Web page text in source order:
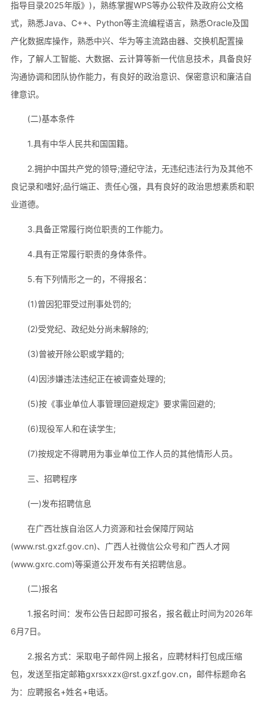
指导目录2025年版》)，熟练掌握WPS等办公软件及政府公文格
式，熟悉Java、C++、Python等主流编程语言，熟悉Oracle及国
产化数据库操作，熟悉中兴、华为等主流路由器、交换机配置操
作，了解人工智能、大数据、云计算等新一代信息技术，具备良好
沟通协调和团队协作能力，有良好的政治意识、保密意识和廉洁自
律意识。
(二)基本条件
1.具有中华人民共和国国籍。
2.拥护中国共产党的领导;遵纪守法，无违纪违法行为及其他不
良记录和嗜好;品行端正、责任心强，具有良好的政治思想素质和职
业道德。
3.具备正常履行岗位职责的工作能力。
4.具有正常履行职责的身体条件。
5.有下列情形之一的，不得报名：
(1)曾因犯罪受过刑事处罚的;
(2)受党纪、政纪处分尚未解除的;
(3)曾被开除公职或学籍的;
(4)因涉嫌违法违纪正在被调查处理的;
(5)按《事业单位人事管理回避规定》要求需回避的;
(6)现役军人和在读学生;
(7)按规定不得聘用为事业单位工作人员的其他情形人员。
三、招聘程序
(一)发布招聘信息
在广西壮族自治区人力资源和社会保障厅网站
(www.rst.gxzf.gov.cn)、广西人社微信公众号和广西人才网
(www.gxrc.com)等渠道公开发布有关招聘信息。
(二)报名
1.报名时间：发布公告日起即可报名，报名截止时间为2026年
6月7日。
2.报名方式：采取电子邮件网上报名，应聘材料打包成压缩
包，发送至指定邮箱gxrsxxzx@rst.gxzf.gov.cn，邮件标题命名
为：应聘报名+姓名+电话。